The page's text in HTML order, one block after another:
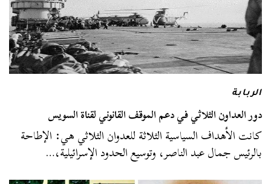
الربابة
دور العداون الثلاثي في دعم الموقف القانوني لقناة السويس
كانت الأهداف السياسية الثلاثة للعدوان الثلاثي هي: الإطاحة
بالرئيس جمال عبد الناصر، وتوسيع الحدود الإسرائيلية،…